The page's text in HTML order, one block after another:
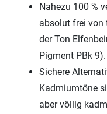
Nahezu 100 %
absolut frei von
der Ton
Pigment PBk 9).
Sichere
Kadmiumtöne
aber völlig